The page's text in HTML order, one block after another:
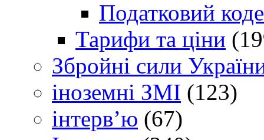
Податковий
Тарифи та ціни
Збройні сили
іноземні ЗМІ (123)
інтерв’ю (67)